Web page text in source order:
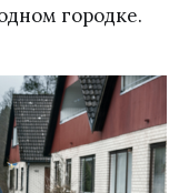
городке.